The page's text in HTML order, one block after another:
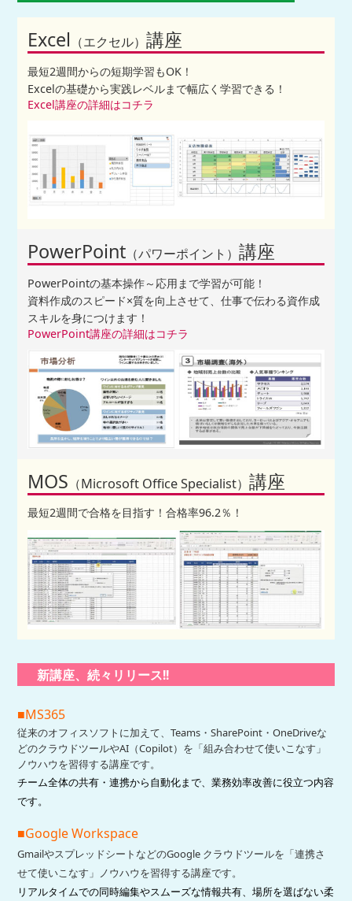
Excel （エクセル）講座
最短2週間からの短期学習もOK！
Excelの基礎から実践レベルまで幅広く学習できる！
Excel講座の詳細はコチラ
PowerPoint （パワーポイント）講座
PowerPointの基本操作～応用まで学習が可能！
資料作成のスピード×質を向上させて、仕事で伝わる資作成
スキルを身につけます！
PowerPoint講座の詳細はコチラ
MOS （Microsoft Office Specialist）講座
最短2週間で合格を目指す！合格率96.2％！
新講座、続々リリース!!
■MS365
従来のオフィスソフトに加えて、Teams・SharePoint・OneDriveな
どのクラウドツールやAI（Copilot）を「組み合わせて使いこなす」
ノウハウを習得する講座です。
チーム全体の共有・連携から自動化まで、業務効率改善に役立つ内容
です。
■Google Workspace
GmailやスプレッドシートなどのGoogle クラウドツールを「連携さ
せて使いこなす」ノウハウを習得する講座です。
リアルタイムでの同時編集やスムーズな情報共有、場所を選ばない柔